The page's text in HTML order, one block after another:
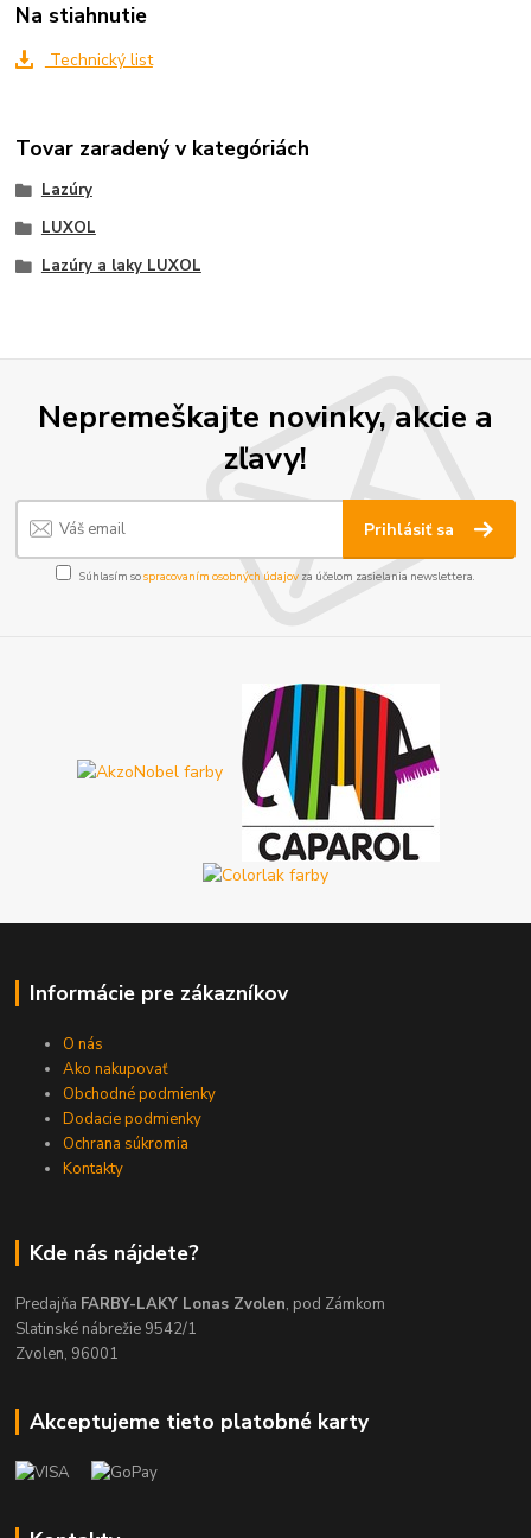
Na stiahnutie
Technický list
Tovar zaradený v kategóriách
Lazúry
LUXOL
Lazúry a laky LUXOL
Nepremeškajte novinky, akcie a
zľavy!
Prihlásiť sa
Súhlasím sospracovaním osobných údajov za účelom zasielania newslettera.
Informácie pre zákazníkov
O nás
Ako nakupovať
Obchodné podmienky
Dodacie podmienky
Ochrana súkromia
Kontakty
Kde nás nájdete?
Predajňa FARBY-LAKY Lonas Zvolen, pod Zámkom
Slatinské nábrežie 9542/1
Zvolen, 96001
Akceptujeme tieto platobné karty